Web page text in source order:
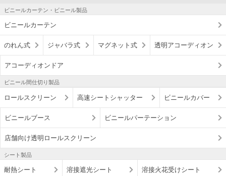
ビニールカーテン・ビニール製品
ビニールカーテン
のれん式 ジャバラ式 マグネット式 透明アコーディオン
アコーディオンドア
ビニール間仕切り製品
ロールスクリーン 高速シートシャッター ビニールカバー
ビニールブース ビニールパーテーション
店舗向け透明ロールスクリーン
シート製品
耐熱シート 溶接遮光シート 溶接火花受けシート